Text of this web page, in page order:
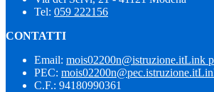
Tel: 059 222156
CONTATTI
Email: mois02200n@istruzione.itLink
PEC: mois02200n@pec.istruzione.it
C.F.: 94180990361